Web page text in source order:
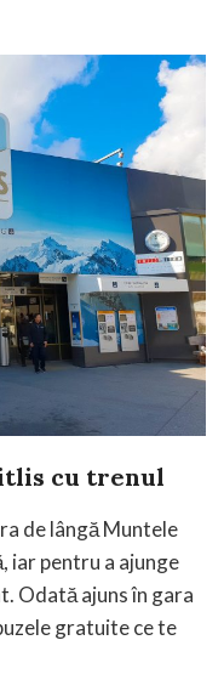
cu trenul
de lângă Muntele
iar pentru a ajunge
Odată ajuns în gara
gratuite ce te